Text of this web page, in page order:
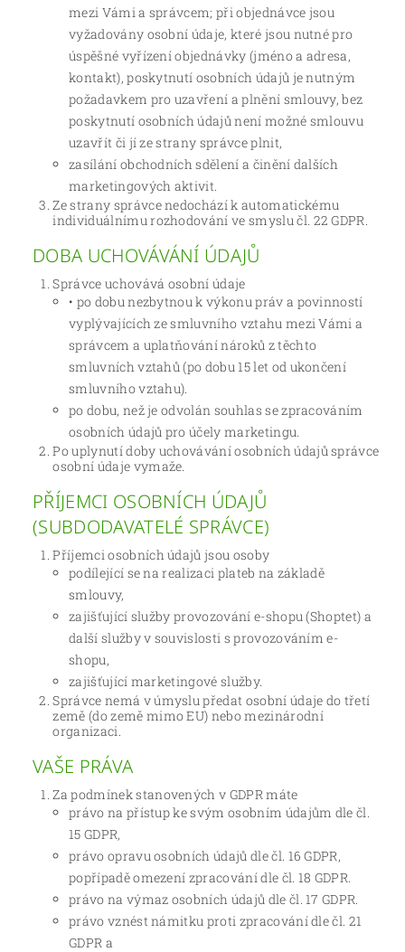
mezi Vámi a správcem; při objednávce jsou
vyžadovány osobní údaje, které jsou nutné pro
úspěšné vyřízení objednávky (jméno a adresa,
kontakt), poskytnutí osobních údajů je nutným
požadavkem pro uzavření a plnění smlouvy, bez
poskytnutí osobních údajů není možné smlouvu
uzavřít či jí ze strany správce plnit,
zasílání obchodních sdělení a činění dalších
marketingových aktivit.
Ze strany správce nedochází k automatickému
individuálnímu rozhodování ve smyslu čl. 22 GDPR.
DOBA UCHOVÁVÁNÍ ÚDAJŮ
Správce uchovává osobní údaje
• po dobu nezbytnou k výkonu práv a povinností
vyplývajících ze smluvního vztahu mezi Vámi a
správcem a uplatňování nároků z těchto
smluvních vztahů (po dobu 15 let od ukončení
smluvního vztahu).
po dobu, než je odvolán souhlas se zpracováním
osobních údajů pro účely marketingu.
Po uplynutí doby uchovávání osobních údajů správce
osobní údaje vymaže.
PŘÍJEMCI OSOBNÍCH ÚDAJŮ
(SUBDODAVATELÉ SPRÁVCE)
Příjemci osobních údajů jsou osoby
podílející se na realizaci plateb na základě
smlouvy,
zajišťující služby provozování e-shopu (Shoptet) a
další služby v souvislosti s provozováním e-
shopu,
zajišťující marketingové služby.
Správce nemá v úmyslu předat osobní údaje do třetí
země (do země mimo EU) nebo mezinárodní
organizaci.
VAŠE PRÁVA
Za podmínek stanovených v GDPR máte
právo na přístup ke svým osobním údajům dle čl.
15 GDPR,
právo opravu osobních údajů dle čl. 16 GDPR,
popřípadě omezení zpracování dle čl. 18 GDPR.
právo na výmaz osobních údajů dle čl. 17 GDPR.
právo vznést námitku proti zpracování dle čl. 21
GDPR a